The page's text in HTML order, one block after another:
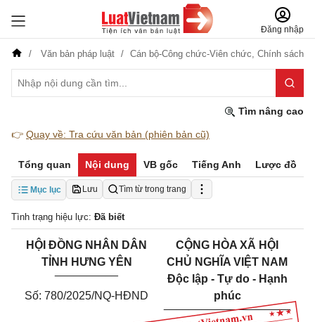
Đăng nhập
Văn bản pháp luật Cán bộ-Công chức-Viên chức, Chính sách
Tìm nâng cao
👉 Quay về: Tra cứu văn bản (phiên bản cũ)
Tổng quan Nội dung VB gốc Tiếng Anh Lược đồ
Mục lục Lưu Tìm từ trong trang
Tình trạng hiệu lực: Đã biết
HỘI ĐỒNG NHÂN DÂN
TỈNH HƯNG YÊN
Số: 780/2025/NQ-HĐND
CỘNG HÒA XÃ HỘI
CHỦ NGHĨA VIỆT NAM
Độc lập - Tự do - Hạnh
phúc
____________________